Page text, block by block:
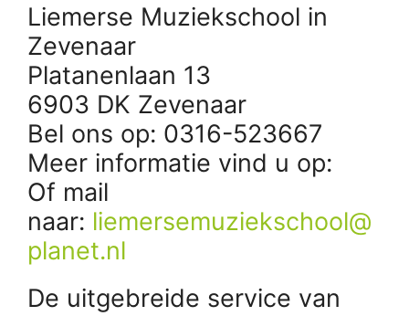
Liemerse Muziekschool in
Zevenaar
Platanenlaan 13
6903 DK Zevenaar
Bel ons op: 0316-523667
Meer informatie vind u op:
Of mail
naar: liemersemuziekschool@
planet.nl
De uitgebreide service van